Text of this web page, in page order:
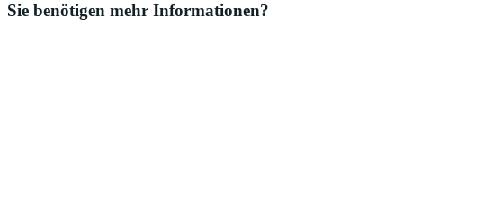
Sie benötigen mehr Informationen?